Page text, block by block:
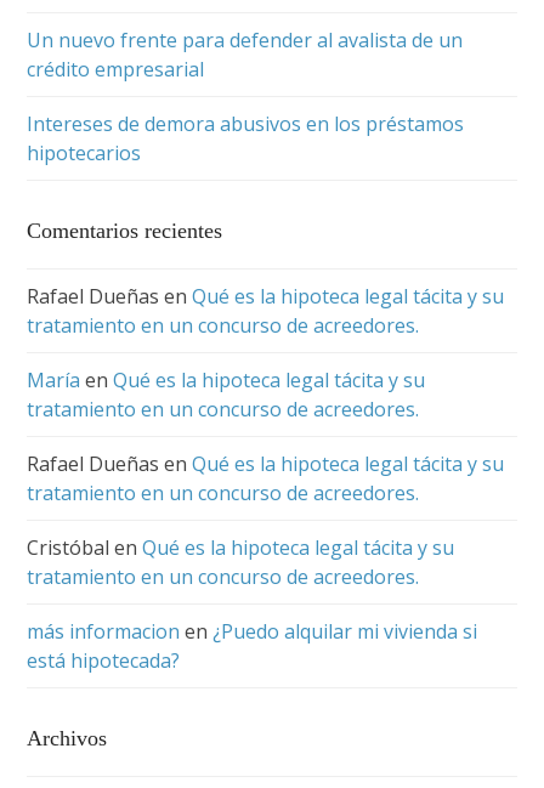
Un nuevo frente para defender al avalista de un
crédito empresarial
Intereses de demora abusivos en los préstamos
hipotecarios
Comentarios recientes
Rafael Dueñas enQué es la hipoteca legal tácita y su
tratamiento en un concurso de acreedores.
María enQué es la hipoteca legal tácita y su
tratamiento en un concurso de acreedores.
Rafael Dueñas enQué es la hipoteca legal tácita y su
tratamiento en un concurso de acreedores.
Cristóbal enQué es la hipoteca legal tácita y su
tratamiento en un concurso de acreedores.
más informacion en¿Puedo alquilar mi vivienda si
está hipotecada?
Archivos